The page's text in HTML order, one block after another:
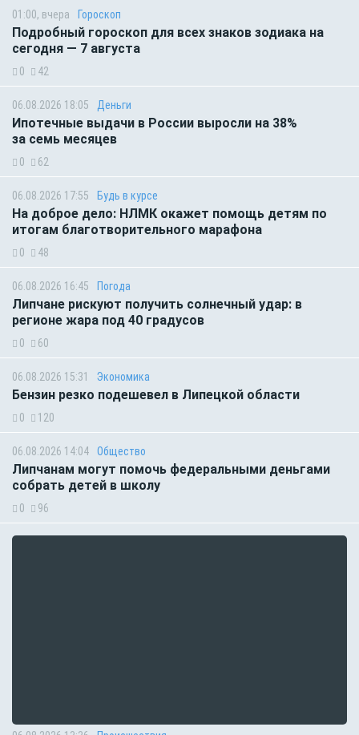
01:00, вчера Гороскоп
Подробный гороскоп для всех знаков зодиака на
сегодня — 7 августа
0 42
06.08.2026 18:05 Деньги
Ипотечные выдачи в России выросли на 38%
за семь месяцев
0 62
06.08.2026 17:55 Будь в курсе
На доброе дело: НЛМК окажет помощь детям по
итогам благотворительного марафона
0 48
06.08.2026 16:45 Погода
Липчане рискуют получить солнечный удар: в
регионе жара под 40 градусов
0 60
06.08.2026 15:31 Экономика
Бензин резко подешевел в Липецкой области
0 120
06.08.2026 14:04 Общество
Липчанам могут помочь федеральными деньгами
собрать детей в школу
0 96